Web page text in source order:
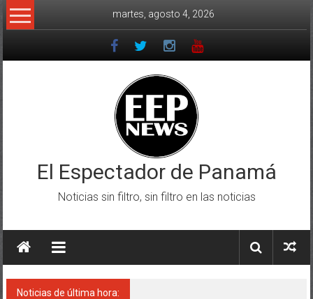
Saltar
al
martes, agosto 4, 2026
El Espectador de Panamá
Noticias sin filtro, sin filtro en las noticias
Noticias de última hora: